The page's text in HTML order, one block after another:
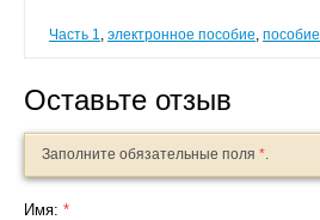
Часть 1, электронное пособие,
Оставьте отзыв
Заполните обязательные поля *.
Имя: *